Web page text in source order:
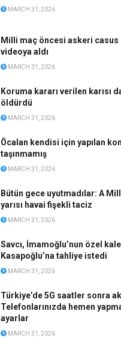
MARCH 31, 2026
Milli maç öncesi askeri casus
videoya aldı
MARCH 31, 2026
Koruma kararı verilen karısı
öldürdü
MARCH 31, 2026
Öcalan kendisi için yapılan
taşınmamış
MARCH 31, 2026
Bütün gece uyutmadılar: A
yarısı havai fişekli taciz
MARCH 31, 2026
Savcı, İmamoğlu’nun özel
Kasapoğlu’na tahliye istedi
MARCH 31, 2026
Türkiye’de 5G saatler sonra
Telefonlarınızda hemen
ayarlar
MARCH 31, 2026